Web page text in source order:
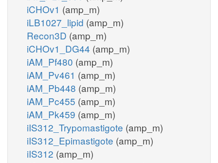
iCHOv1 (amp_m)
iLB1027_lipid (amp_m)
Recon3D (amp_m)
iCHOv1_DG44 (amp_m)
iAM_Pf480 (amp_m)
iAM_Pv461 (amp_m)
iAM_Pb448 (amp_m)
iAM_Pc455 (amp_m)
iAM_Pk459 (amp_m)
iIS312_Trypomastigote (amp_m)
iIS312_Epimastigote (amp_m)
iIS312 (amp_m)